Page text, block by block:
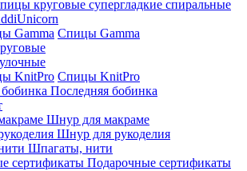
круговые супергладкие спиральные
Спицы Gamma
Спицы KnitPro
Последняя бобинка
Шнур для макраме
Шнур для рукоделия
Шпагаты, нити
Подарочные сертификаты